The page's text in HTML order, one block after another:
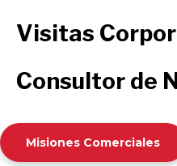
Visitas
Consultor de
Misiones Comerciales